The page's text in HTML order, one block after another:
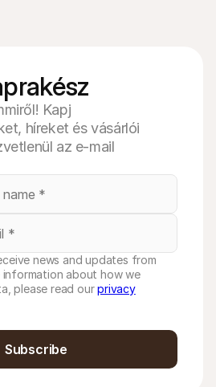
Kapj
híreket és vásárlói
az e-mail
news and updates from
information about how we
please read ourprivacy
Subscribe